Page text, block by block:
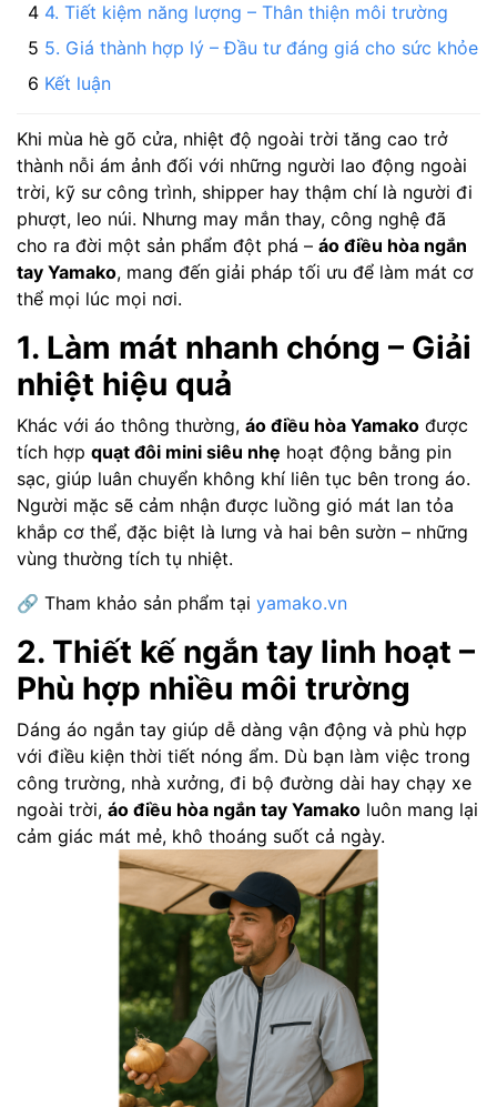
4. Tiết kiệm năng lượng – Thân thiện môi trường
5. Giá thành hợp lý – Đầu tư đáng giá cho sức khỏe
Kết luận
Khi mùa hè gõ cửa, nhiệt độ ngoài trời tăng cao trở
thành nỗi ám ảnh đối với những người lao động ngoài
trời, kỹ sư công trình, shipper hay thậm chí là người đi
phượt, leo núi. Nhưng may mắn thay, công nghệ đã
cho ra đời một sản phẩm đột phá – áo điều hòa ngắn
tay Yamako, mang đến giải pháp tối ưu để làm mát cơ
thể mọi lúc mọi nơi.
1. Làm mát nhanh chóng – Giải
nhiệt hiệu quả
Khác với áo thông thường, áo điều hòa Yamako được
tích hợp quạt đôi mini siêu nhẹ hoạt động bằng pin
sạc, giúp luân chuyển không khí liên tục bên trong áo.
Người mặc sẽ cảm nhận được luồng gió mát lan tỏa
khắp cơ thể, đặc biệt là lưng và hai bên sườn – những
vùng thường tích tụ nhiệt.
🔗 Tham khảo sản phẩm tại yamako.vn
2. Thiết kế ngắn tay linh hoạt –
Phù hợp nhiều môi trường
Dáng áo ngắn tay giúp dễ dàng vận động và phù hợp
với điều kiện thời tiết nóng ẩm. Dù bạn làm việc trong
công trường, nhà xưởng, đi bộ đường dài hay chạy xe
ngoài trời, áo điều hòa ngắn tay Yamako luôn mang lại
cảm giác mát mẻ, khô thoáng suốt cả ngày.